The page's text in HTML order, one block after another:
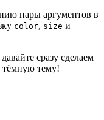
пары аргументов в
color, size и
сразу сделаем
тёмную тему!